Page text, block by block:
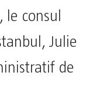
le consul
Julie
de